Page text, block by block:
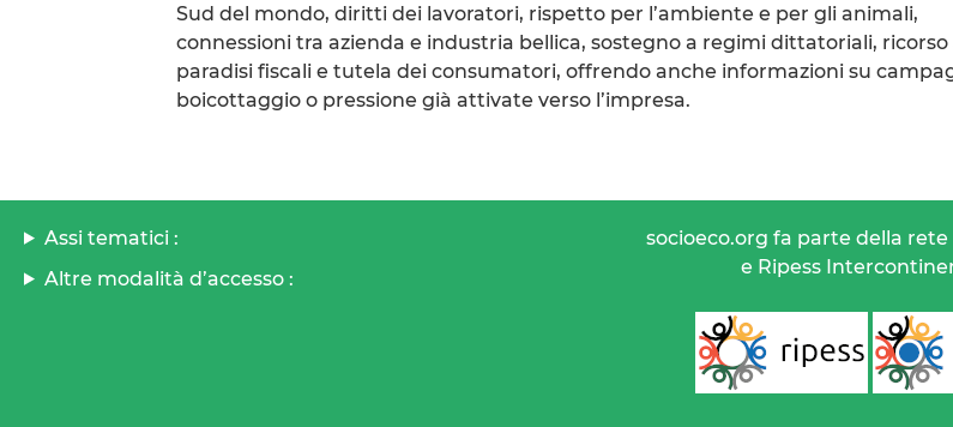
Sud del mondo, diritti dei lavoratori, rispetto per l’ambiente e per gli animali,
connessioni tra azienda e industria bellica, sostegno a regimi dittatoriali, ricorso
paradisi fiscali e tutela dei consumatori, offrendo anche informazioni su
boicottaggio o pressione già attivate verso l’impresa.
Assi tematici :
Altre modalità d’accesso :
socioeco.org fa parte della rete
e Ripess